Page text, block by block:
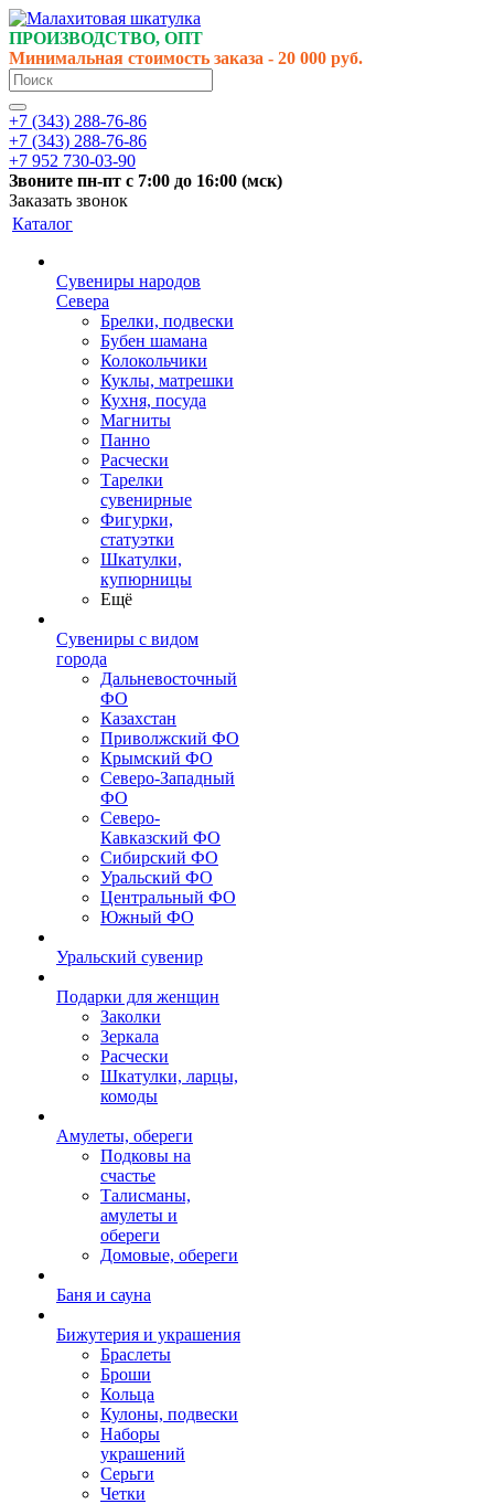
ПРОИЗВОДСТВО, ОПТ
Минимальная стоимость заказа - 20 000 руб.
+7 (343) 288-76-86
+7 (343) 288-76-86
+7 952 730-03-90
Звоните пн-пт с 7:00 до 16:00 (мск)
Заказать звонок
Каталог
Сувениры народов
Севера
Брелки, подвески
Бубен шамана
Колокольчики
Куклы, матрешки
Кухня, посуда
Магниты
Панно
Расчески
Тарелки
сувенирные
Фигурки,
статуэтки
Шкатулки,
купюрницы
Ещё
Сувениры с видом
города
Дальневосточный
ФО
Казахстан
Приволжский ФО
Крымский ФО
Северо-Западный
ФО
Северо-
Кавказский ФО
Сибирский ФО
Уральский ФО
Центральный ФО
Южный ФО
Уральский сувенир
Подарки для женщин
Заколки
Зеркала
Расчески
Шкатулки, ларцы,
комоды
Амулеты, обереги
Подковы на
счастье
Талисманы,
амулеты и
обереги
Домовые, обереги
Баня и сауна
Бижутерия и украшения
Браслеты
Броши
Кольца
Кулоны, подвески
Наборы
украшений
Серьги
Четки